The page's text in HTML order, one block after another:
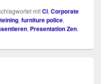
mitCI, Corporate
, furniture police,
, Presentation Zen,